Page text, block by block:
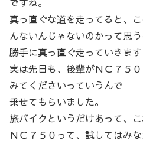
真っ直ぐな道を走ってると、
んないんじゃないのかって思
勝手に真っ直ぐ走っていきま
実は先日も、後輩がＮＣ７５
みてくださいっていうんで
乗せてもらいました。
旅バイクというだけあって、
ＮＣ７５０って、試してはみ